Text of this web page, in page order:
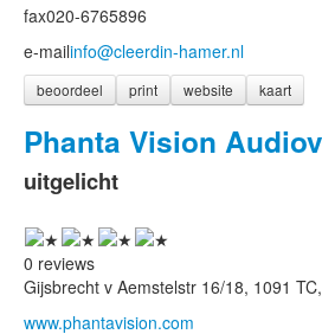
fax020-6765896
e-mailinfo@cleerdin-hamer.nl
beoordeel print website kaart
Phanta Vision
uitgelicht
0 reviews
Gijsbrecht v Aemstelstr 16/18, 1091 TC,
www.phantavision.com